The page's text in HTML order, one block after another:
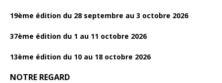
19ème édition du 28 septembre au 3 octobre 2026
37ème édition du 1 au 11 octobre 2026
13ème édition du 10 au 18 octobre 2026
NOTRE REGARD